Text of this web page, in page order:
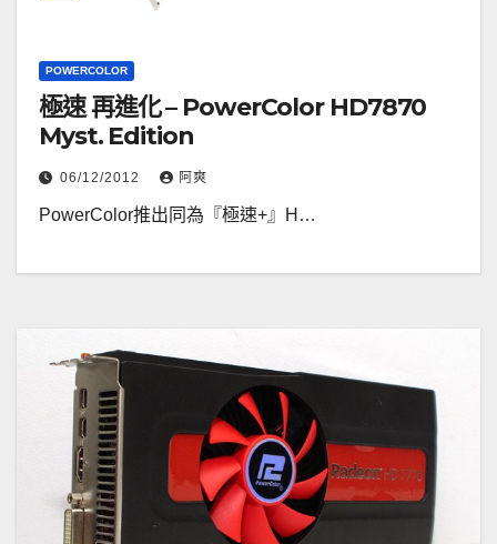
POWERCOLOR
極速 再進化 – PowerColor HD7870
Myst. Edition
06/12/2012 阿爽
PowerColor推出同為『極速+』H…